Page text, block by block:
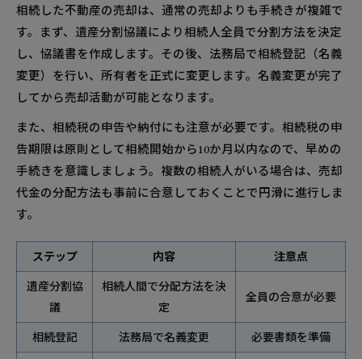
相続した不動産の売却は、通常の売却よりも手続きが複雑で
す。まず、遺産分割協議により相続人全員で分割方法を決定
し、協議書を作成します。その後、法務局で相続登記（名義
変更）を行い、所有者を正式に変更します。名義変更が完了
してから売却活動が可能となります。
また、相続税の申告や納付にも注意が必要です。相続税の申
告期限は原則として相続開始から10か月以内なので、早めの
手続きを意識しましょう。複数の相続人がいる場合は、売却
代金の分配方法も事前に合意しておくことで円滑に進行しま
す。
ステップ 内容 注意点
遺産分割協
議
相続人間で分配方法を決
定
全員の合意が必要
相続登記 法務局で名義変更 必要書類を準備